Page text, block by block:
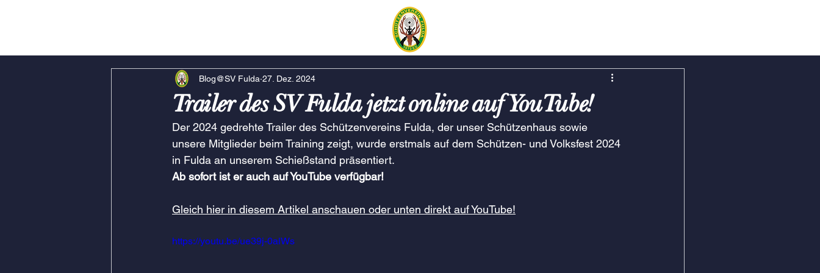
Trailer des SV Fulda jetzt online auf YouTube!
Blog@SV Fulda 27. Dez. 2024
Der 2024 gedrehte Trailer des Schützenvereins Fulda, der unser Schützenhaus sowie
unsere Mitglieder beim Training zeigt, wurde erstmals auf dem Schützen- und Volksfest 2024
in Fulda an unserem Schießstand präsentiert.
Ab sofort ist er auch auf YouTube verfügbar!
Gleich hier in diesem Artikel anschauen oder unten direkt auf YouTube!
https://youtu.be/ue39j-0alWs